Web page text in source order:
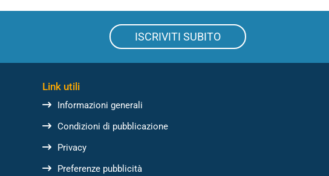
ISCRIVITI SUBITO
Link utili
Informazioni generali
Condizioni di pubblicazione
Privacy
Preferenze pubblicità